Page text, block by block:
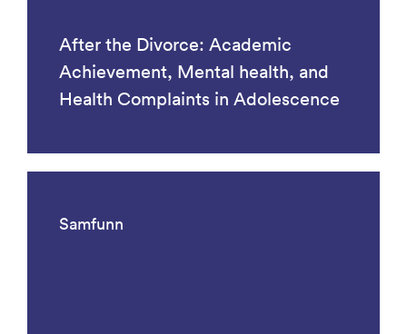
After the Divorce: Academic
Achievement, Mental health, and
Health Complaints in Adolescence
Samfunn